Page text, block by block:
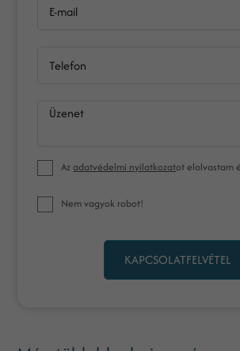
E-mail
Telefon
Üzenet
Azadatvédelmi nyilatkozatot elolvastam
Nem vagyok robot!
KAPCSOLATFELVÉTEL